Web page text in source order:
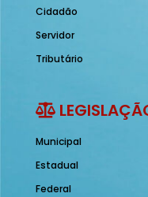
Cidadão
Servidor
Tributário
Municipal
Estadual
Federal